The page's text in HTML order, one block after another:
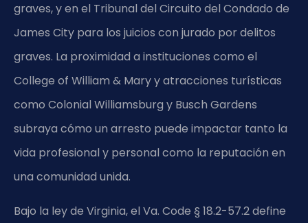
graves, y en el Tribunal del Circuito del Condado de
James City para los juicios con jurado por delitos
graves. La proximidad a instituciones como el
College of William & Mary y atracciones turísticas
como Colonial Williamsburg y Busch Gardens
subraya cómo un arresto puede impactar tanto la
vida profesional y personal como la reputación en
una comunidad unida.
Bajo la ley de Virginia, el Va. Code § 18.2-57.2 define